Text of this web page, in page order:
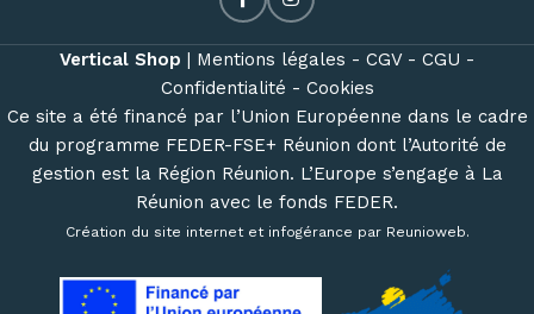
Vertical Shop | Mentions légales - CGV - CGU -
Confidentialité - Cookies
Ce site a été financé par l’Union Européenne dans le cadre
du programme FEDER-FSE+ Réunion dont l’Autorité de
gestion est la Région Réunion. L’Europe s’engage à La
Réunion avec le fonds FEDER.
Création du site internet et infogérance par Reunioweb.